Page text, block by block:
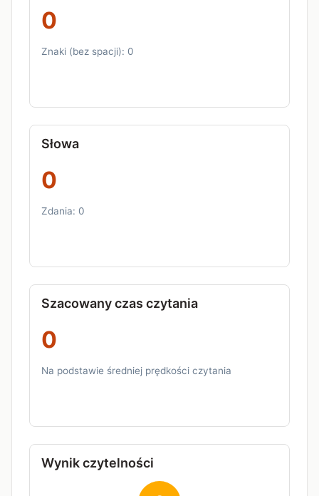
0
Znaki (bez spacji): 0
Słowa
0
Zdania: 0
Szacowany czas czytania
0
Na podstawie średniej prędkości czytania
Wynik czytelności